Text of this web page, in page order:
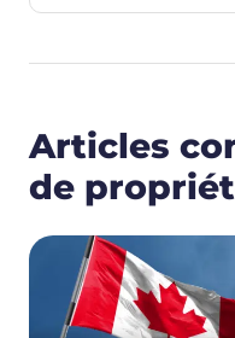
Articles
de